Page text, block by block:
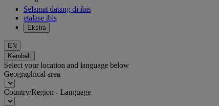
Selamat datang di ibis
etalase ibis
Ekstra
EN
Kembali
Select your location and language below
Geographical area
Country/Region - Language